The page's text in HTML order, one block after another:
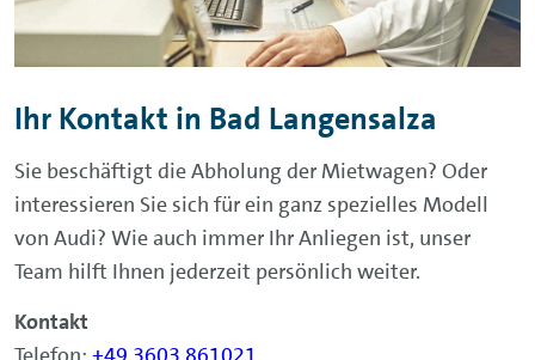
Ihr Kontakt in Bad Langensalza
Sie beschäftigt die Abholung der Mietwagen? Oder
interessieren Sie sich für ein ganz spezielles Modell
von Audi? Wie auch immer Ihr Anliegen ist, unser
Team hilft Ihnen jederzeit persönlich weiter.
Kontakt